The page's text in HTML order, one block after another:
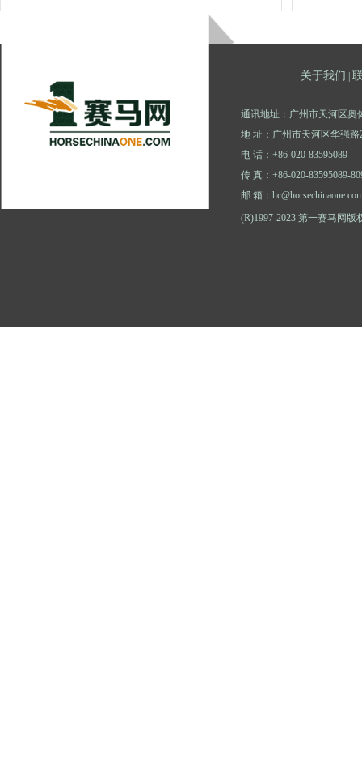
关于我们
通讯地址：广州市天河区奥
地 址：广州市天河区华强路
电 话：+86-020-83595089
传 真：+86-020-83595089-
邮 箱：
(R)1997-2023 第一赛马网版